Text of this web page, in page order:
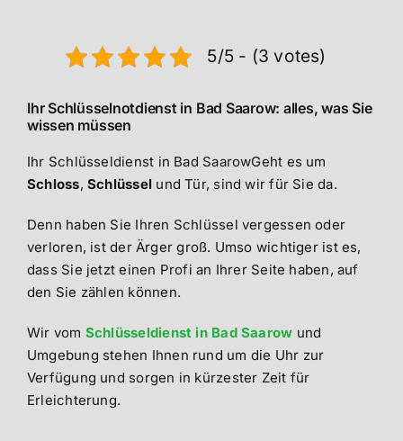
5/5 - (3 votes)
Ihr Schlüsselnotdienst in Bad Saarow: alles, was Sie
wissen müssen
Ihr Schlüsseldienst in Bad SaarowGeht es um
Schloss,Schlüssel und Tür, sind wir für Sie da.
Denn haben Sie Ihren Schlüssel vergessen oder
verloren, ist der Ärger groß. Umso wichtiger ist es,
dass Sie jetzt einen Profi an Ihrer Seite haben, auf
den Sie zählen können.
Wir vom Schlüsseldienst in Bad Saarow und
Umgebung stehen Ihnen rund um die Uhr zur
Verfügung und sorgen in kürzester Zeit für
Erleichterung.